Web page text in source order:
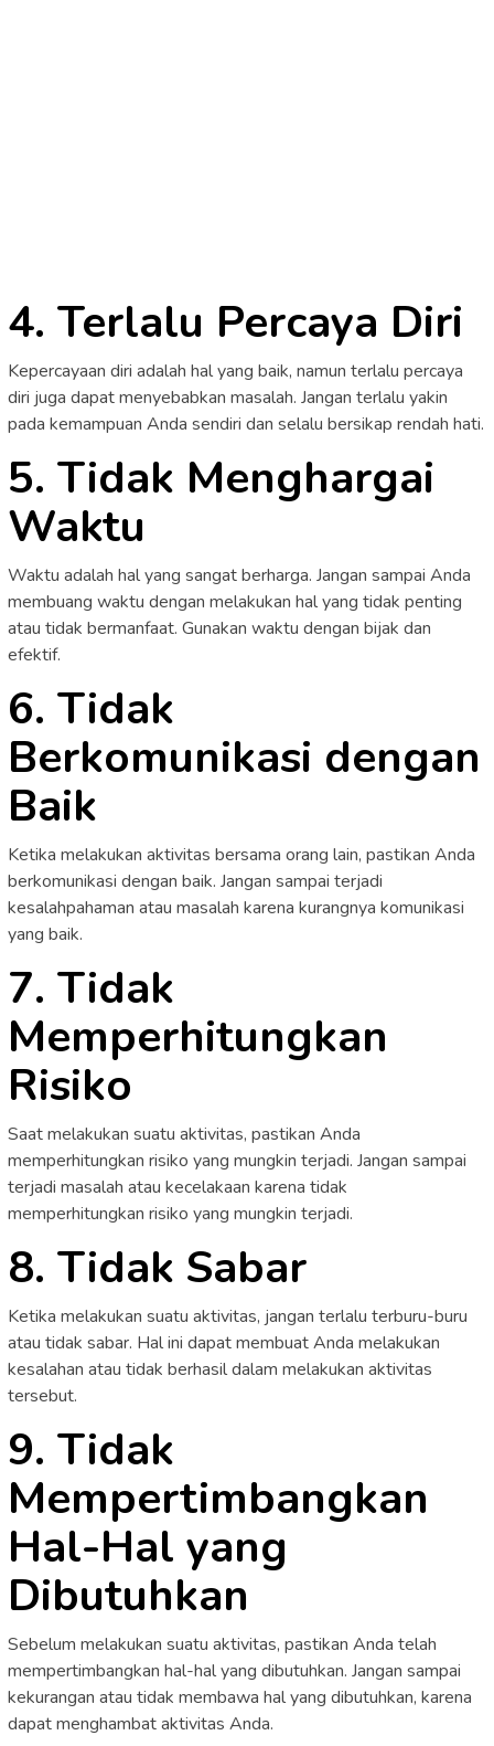
4. Terlalu Percaya Diri
Kepercayaan diri adalah hal yang baik, namun terlalu percaya
diri juga dapat menyebabkan masalah. Jangan terlalu yakin
pada kemampuan Anda sendiri dan selalu bersikap rendah hati.
5. Tidak Menghargai
Waktu
Waktu adalah hal yang sangat berharga. Jangan sampai Anda
membuang waktu dengan melakukan hal yang tidak penting
atau tidak bermanfaat. Gunakan waktu dengan bijak dan
efektif.
6. Tidak
Berkomunikasi dengan
Baik
Ketika melakukan aktivitas bersama orang lain, pastikan Anda
berkomunikasi dengan baik. Jangan sampai terjadi
kesalahpahaman atau masalah karena kurangnya komunikasi
yang baik.
7. Tidak
Memperhitungkan
Risiko
Saat melakukan suatu aktivitas, pastikan Anda
memperhitungkan risiko yang mungkin terjadi. Jangan sampai
terjadi masalah atau kecelakaan karena tidak
memperhitungkan risiko yang mungkin terjadi.
8. Tidak Sabar
Ketika melakukan suatu aktivitas, jangan terlalu terburu-buru
atau tidak sabar. Hal ini dapat membuat Anda melakukan
kesalahan atau tidak berhasil dalam melakukan aktivitas
tersebut.
9. Tidak
Mempertimbangkan
Hal-Hal yang
Dibutuhkan
Sebelum melakukan suatu aktivitas, pastikan Anda telah
mempertimbangkan hal-hal yang dibutuhkan. Jangan sampai
kekurangan atau tidak membawa hal yang dibutuhkan, karena
dapat menghambat aktivitas Anda.